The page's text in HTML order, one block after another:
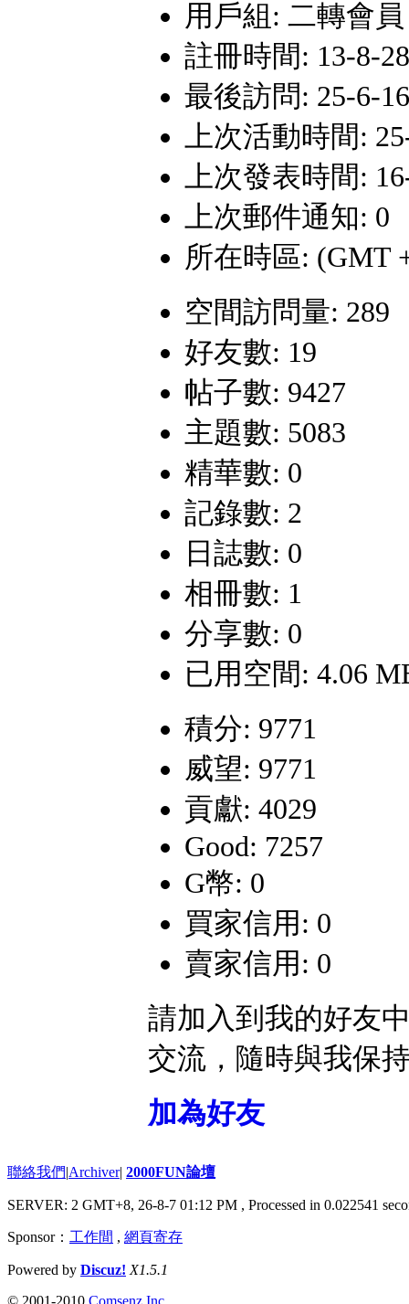
用戶組: 二轉會員
註冊時間: 13-8-
最後訪問: 25-6-
上次活動時間:
上次發表時間:
上次郵件通知: 0
所在時區: (GMT
空間訪問量: 289
好友數: 19
帖子數: 9427
主題數: 5083
精華數: 0
記錄數: 2
日誌數: 0
相冊數: 1
分享數: 0
已用空間: 4.06
積分: 9771
威望: 9771
貢獻: 4029
Good: 7257
G幣: 0
買家信用: 0
賣家信用: 0
請加入到我的好友
交流，隨時與我保
加為好友
聯絡我們|Archiver| 2000FUN論壇
SERVER: 2 GMT+8, 26-8-7 01:12 PM , Processed in 0.022541
Sponsor： 工作間 , 網頁寄存
Powered by Discuz! X1.5.1